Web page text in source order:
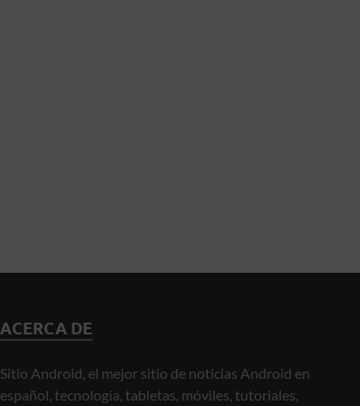
ACERCA DE
Sitio Android, el mejor sitio de noticias Android en
español, tecnología, tabletas, móviles, tutoriales,